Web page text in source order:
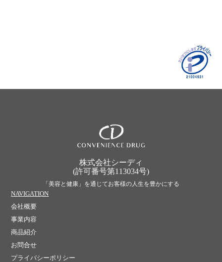
株式会社シーディ
(許可番号第113034号)
「美容と健康」を通じてお客様の人生を豊かにする
NAVIGATION
会社概要
事業内容
商品紹介
お問合せ
プライバシーポリシー